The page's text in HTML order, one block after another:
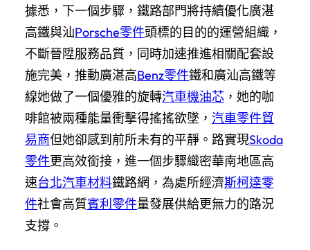
據悉，下一個步驟，鐵路部門將持續優化廣湛
高鐵與汕Porsche零件頭標的目的的運營組織，
不斷晉陞服務品質，同時加速推進相關配套設
施完美，推動廣湛高Benz零件鐵和廣汕高鐵等
線她做了一個優雅的旋轉汽車機油芯 ，她的咖
啡館被兩種能量衝擊得搖搖欲墜， 汽車零件貿
易商但她卻感到前所未有的平靜。路實現Skoda
零件更高效銜接，進一個步驟織密華南地區高
速台北汽車材料鐵路網，為處所經濟斯柯達零
件社會高質賓利零件量發展供給更無力的路況
支撐。